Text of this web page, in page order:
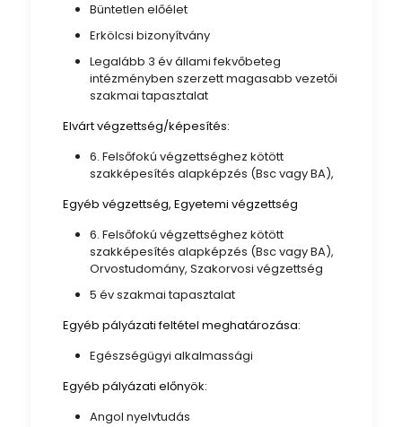
Büntetlen előélet
Erkölcsi bizonyítvány
Legalább 3 év állami fekvőbeteg
intézményben szerzett magasabb vezetői
szakmai tapasztalat
Elvárt végzettség/képesítés:
6. Felsőfokú végzettséghez kötött
szakképesítés alapképzés (Bsc vagy BA),
Egyéb végzettség, Egyetemi végzettség
6. Felsőfokú végzettséghez kötött
szakképesítés alapképzés (Bsc vagy BA),
Orvostudomány, Szakorvosi végzettség
5 év szakmai tapasztalat
Egyéb pályázati feltétel meghatározása:
Egészségügyi alkalmassági
Egyéb pályázati előnyök:
Angol nyelvtudás